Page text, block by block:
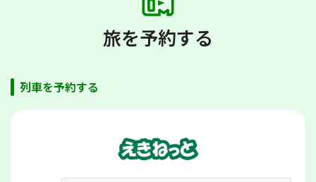
旅を予約する
列車を予約する